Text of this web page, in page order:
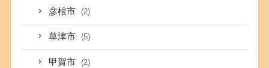
彦根市 (2)
草津市 (5)
甲賀市 (2)